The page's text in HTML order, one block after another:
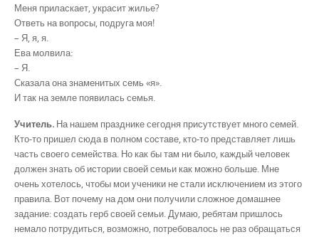
Меня приласкает, украсит жилье?
Ответь на вопросы, подруга моя!
– Я, я, я.
Ева молвила:
– Я.
Сказала она знаменитых семь «я».
И так на земле появилась семья.
Учитель. На нашем празднике сегодня присутствует много семей.
Кто-то пришел сюда в полном составе, кто-то представляет лишь
часть своего семейства. Но как бы там ни было, каждый человек
должен знать об истории своей семьи как можно больше. Мне
очень хотелось, чтобы мои ученики не стали исключением из этого
правила. Вот почему на дом они получили сложное домашнее
задание: создать герб своей семьи. Думаю, ребятам пришлось
немало потрудиться, возможно, потребовалось не раз обращаться